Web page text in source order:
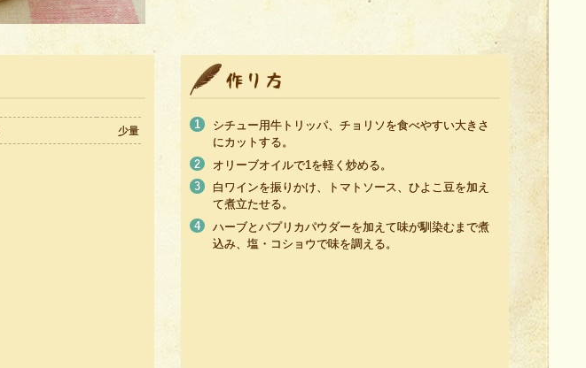
少量
シチュー用牛トリッパ、チョリソを食べやすい大きさ
にカットする。
オリーブオイルで1を軽く炒める。
白ワインを振りかけ、トマトソース、ひよこ豆を加え
て煮立たせる。
ハーブとパプリカパウダーを加えて味が馴染むまで煮
込み、塩・コショウで味を調える。